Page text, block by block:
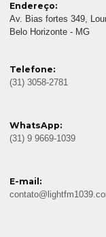
Endereço:
Av. Bias fortes 349,
Belo Horizonte - MG
Telefone:
(31) 3058-2781
WhatsApp:
(31) 9 9669-1039
E-mail: